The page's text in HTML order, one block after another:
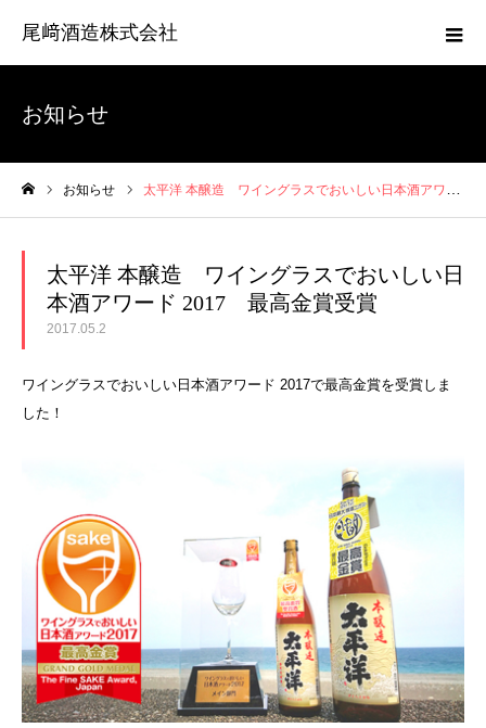
尾﨑酒造株式会社
お知らせ
お知らせ 太平洋 本醸造 ワイングラスでおいしい日本酒アワード 2017 最高金賞受賞
太平洋 本醸造 ワイングラスでおいしい日
本酒アワード 2017 最高金賞受賞
2017.05.2
ワイングラスでおいしい日本酒アワード 2017で最高金賞を受賞しま
した！